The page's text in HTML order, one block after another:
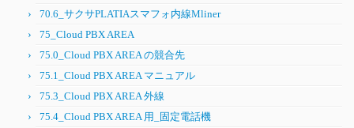
70.6_サクサPLATIAスマフォ内線Mliner
75_Cloud PBX AREA
75.0_Cloud PBX AREA の競合先
75.1_Cloud PBX AREA マニュアル
75.3_Cloud PBX AREA 外線
75.4_Cloud PBX AREA 用_固定電話機